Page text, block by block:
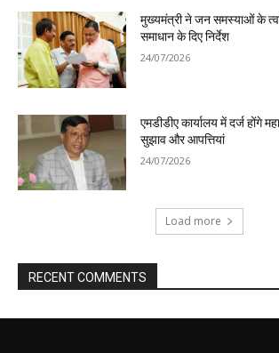
मुख्यमंत्री ने जन समस्याओं के
समाधान के दिए निर्देश
24/07/2026
एमडीडीए कार्यालय में दर्ज होंगे
सुझाव और आपत्तियां
24/07/2026
Load more
RECENT COMMENTS